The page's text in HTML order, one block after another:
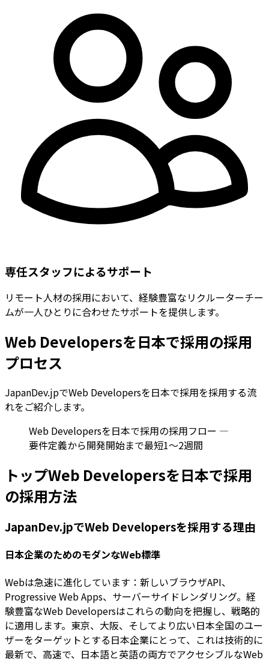
専任スタッフによるサポート
リモート人材の採用において、経験豊富なリクルーターチー
ムが一人ひとりに合わせたサポートを提供します。
Web Developersを日本で採用の採用
プロセス
JapanDev.jpでWeb Developersを日本で採用を採用する流
れをご紹介します。
Web Developersを日本で採用の採用フロー —
要件定義から開発開始まで最短1〜2週間
トップWeb Developersを日本で採用
の採用方法
JapanDev.jpでWeb Developersを採用する理由
日本企業のためのモダンなWeb標準
Webは急速に進化しています：新しいブラウザAPI、
Progressive Web Apps、サーバーサイドレンダリング。経
験豊富なWeb Developersはこれらの動向を把握し、戦略的
に適用します。東京、大阪、そしてより広い日本全国のユー
ザーをターゲットとする日本企業にとって、これは技術的に
最新で、高速で、日本語と英語の両方でアクセシブルなWeb